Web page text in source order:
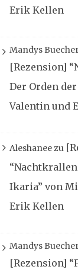
Erik Kellen
Mandys
[Rezension]
Der Orden
Valentin und
Aleshaneezu
“Nachtkrallen
Ikaria” von
Erik Kellen
Mandys
[Rezension]